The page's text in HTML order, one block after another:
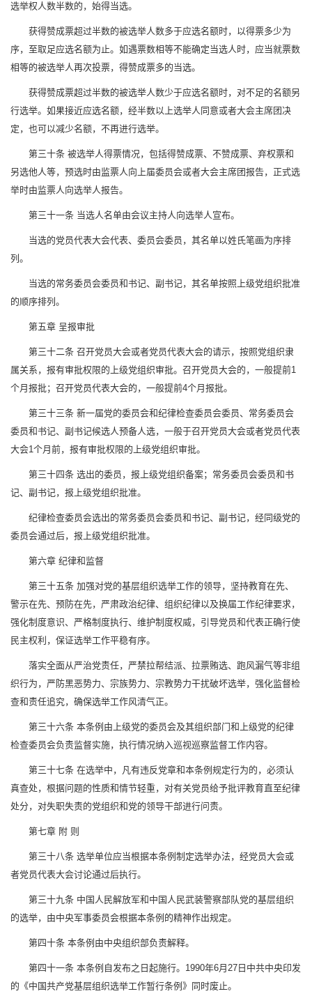
选举权人数半数的，始得当选。
获得赞成票超过半数的被选举人数多于应选名额时，以得票多少为
序，至取足应选名额为止。如遇票数相等不能确定当选人时，应当就票数
相等的被选举人再次投票，得赞成票多的当选。
获得赞成票超过半数的被选举人数少于应选名额时，对不足的名额另
行选举。如果接近应选名额，经半数以上选举人同意或者大会主席团决
定，也可以减少名额，不再进行选举。
第三十条 被选举人得票情况，包括得赞成票、不赞成票、弃权票和
另选他人等，预选时由监票人向上届委员会或者大会主席团报告，正式选
举时由监票人向选举人报告。
第三十一条 当选人名单由会议主持人向选举人宣布。
当选的党员代表大会代表、委员会委员，其名单以姓氏笔画为序排
列。
当选的常务委员会委员和书记、副书记，其名单按照上级党组织批准
的顺序排列。
第五章 呈报审批
第三十二条 召开党员大会或者党员代表大会的请示，按照党组织隶
属关系，报有审批权限的上级党组织审批。召开党员大会的，一般提前1
个月报批；召开党员代表大会的，一般提前4个月报批。
第三十三条 新一届党的委员会和纪律检查委员会委员、常务委员会
委员和书记、副书记候选人预备人选，一般于召开党员大会或者党员代表
大会1个月前，报有审批权限的上级党组织审批。
第三十四条 选出的委员，报上级党组织备案；常务委员会委员和书
记、副书记，报上级党组织批准。
纪律检查委员会选出的常务委员会委员和书记、副书记，经同级党的
委员会通过后，报上级党组织批准。
第六章 纪律和监督
第三十五条 加强对党的基层组织选举工作的领导，坚持教育在先、
警示在先、预防在先，严肃政治纪律、组织纪律以及换届工作纪律要求，
强化制度意识、严格制度执行、维护制度权威，引导党员和代表正确行使
民主权利，保证选举工作平稳有序。
落实全面从严治党责任，严禁拉帮结派、拉票贿选、跑风漏气等非组
织行为，严防黑恶势力、宗族势力、宗教势力干扰破坏选举，强化监督检
查和责任追究，确保选举工作风清气正。
第三十六条 本条例由上级党的委员会及其组织部门和上级党的纪律
检查委员会负责监督实施，执行情况纳入巡视巡察监督工作内容。
第三十七条 在选举中，凡有违反党章和本条例规定行为的，必须认
真查处，根据问题的性质和情节轻重，对有关党员给予批评教育直至纪律
处分，对失职失责的党组织和党的领导干部进行问责。
第七章 附 则
第三十八条 选举单位应当根据本条例制定选举办法，经党员大会或
者党员代表大会讨论通过后执行。
第三十九条 中国人民解放军和中国人民武装警察部队党的基层组织
的选举，由中央军事委员会根据本条例的精神作出规定。
第四十条 本条例由中央组织部负责解释。
第四十一条 本条例自发布之日起施行。1990年6月27日中共中央印发
的《中国共产党基层组织选举工作暂行条例》同时废止。